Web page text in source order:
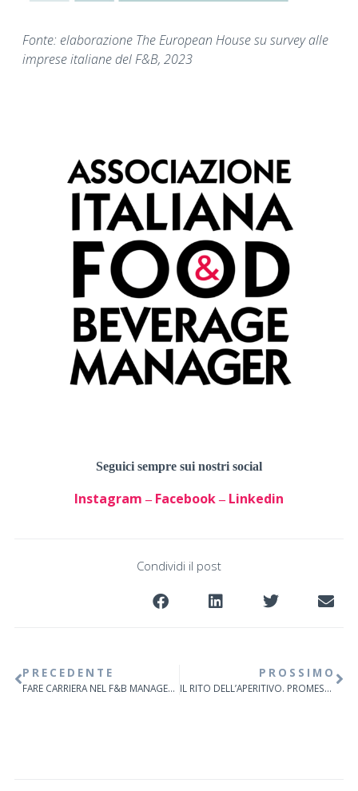
Fonte: elaborazione The European House su survey alle
imprese italiane del F&B, 2023
Seguici sempre sui nostri social
Instagram – Facebook– Linkedin
Condividi il post
PRECEDENTE
FARE CARRIERA NEL F&B MANAGEMENT
PROSSIMO
IL RITO DELL’APERITIVO. PROMESSA DI NORMALITÀ